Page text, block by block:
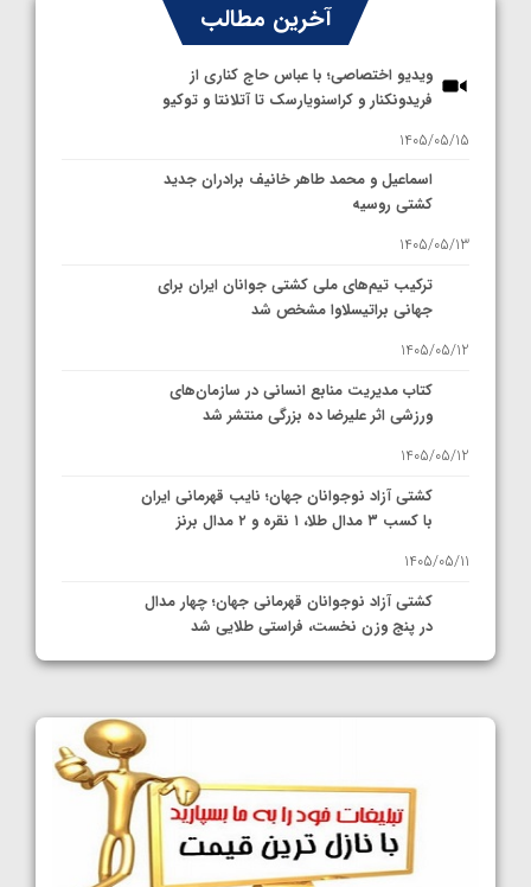
آخرین مطالب
ویدیو اختصاصی؛ با عباس حاج کناری از
فریدونکنار و کراسنویارسک تا آتلانتا و توکیو
1405/05/15
اسماعیل و محمد طاهر خانیف برادران جدید
کشتی روسیه
1405/05/13
ترکیب تیم‌های ملی کشتی جوانان ایران برای
جهانی براتیسلاوا مشخص شد
1405/05/12
کتاب مدیریت منابع انسانی در سازمان‌های
ورزشی اثر علیرضا ده بزرگی منتشر شد
1405/05/12
کشتی آزاد نوجوانان جهان؛ نایب قهرمانی ایران
با کسب ۳ مدال طلا، ۱ نقره و ۲ مدال برنز
1405/05/11
کشتی آزاد نوجوانان قهرمانی جهان؛ چهار مدال
در پنج وزن نخست، فراستی طلایی شد
1405/05/11
کشتی آزاد نوجوانان جهان؛ رقبای نمایندگان
ایران مشخص شدند
1405/05/08